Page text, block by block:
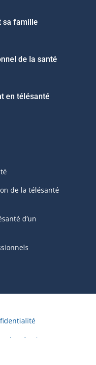
sa famille
de la santé
en télésanté
de la télésanté
d’un
Plan du site